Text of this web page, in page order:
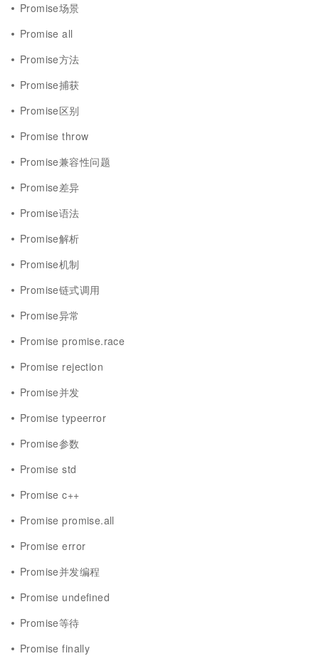
Promise场景
Promise all
Promise方法
Promise捕获
Promise区别
Promise throw
Promise兼容性问题
Promise差异
Promise语法
Promise解析
Promise机制
Promise链式调用
Promise异常
Promise promise.race
Promise rejection
Promise并发
Promise typeerror
Promise参数
Promise std
Promise c++
Promise promise.all
Promise error
Promise并发编程
Promise undefined
Promise等待
Promise finally